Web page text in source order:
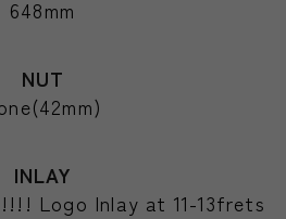
648mm
NUT
INLAY
Logo Inlay at 11-13frets